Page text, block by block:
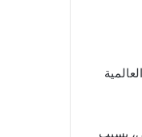
بسبب